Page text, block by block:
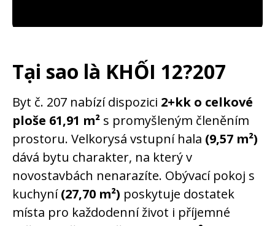
Tại sao là KHỐI 12?207
Byt č. 207 nabízí dispozici 2+kk o celkové
ploše 61,91 m² s promyšleným členěním
prostoru. Velkorysá vstupní hala (9,57 m²)
dává bytu charakter, na který v
novostavbách nenarazíte. Obývací pokoj s
kuchyní(27,70 m²) poskytuje dostatek
místa pro každodenní život i příjemné